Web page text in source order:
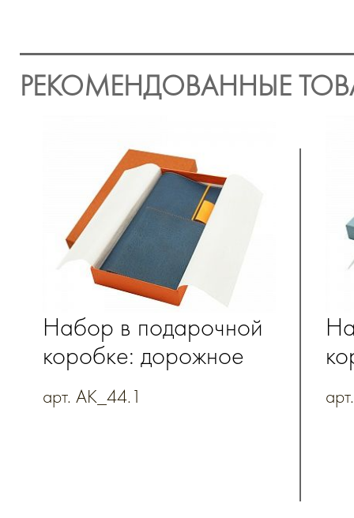
РЕКОМЕНДОВАННЫЕ
Набор в подарочной
коробке: дорожное
портмоне, обложка
для паспорта
арт. AK_44.1